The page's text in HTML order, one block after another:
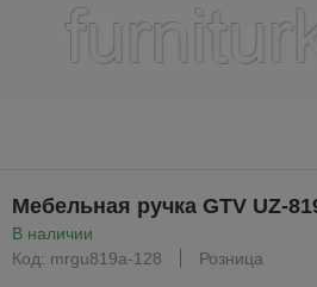
Мебельная ручка GTV UZ-
В наличии
Код: mrgu819a-128
Розница